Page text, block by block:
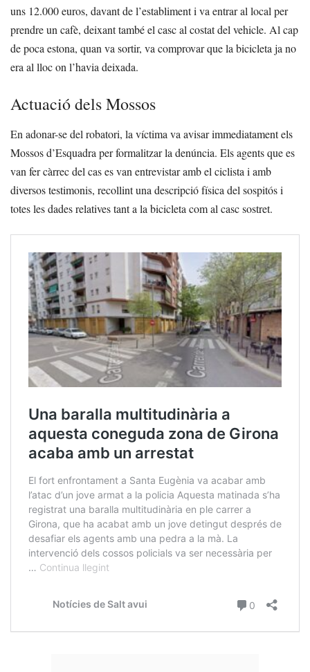
uns 12.000 euros, davant de l’establiment i va entrar al local per
prendre un cafè, deixant també el casc al costat del vehicle. Al cap
de poca estona, quan va sortir, va comprovar que la bicicleta ja no
era al lloc on l’havia deixada.
Actuació dels Mossos
En adonar-se del robatori, la víctima va avisar immediatament els
Mossos d’Esquadra per formalitzar la denúncia. Els agents que es
van fer càrrec del cas es van entrevistar amb el ciclista i amb
diversos testimonis, recollint una descripció física del sospitós i
totes les dades relatives tant a la bicicleta com al casc sostret.